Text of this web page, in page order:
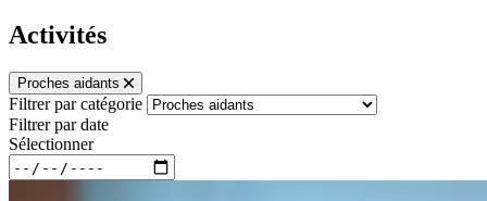
Activités
Proches aidants
Filtrer par catégorie
Filtrer par date
Sélectionner